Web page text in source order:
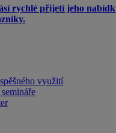
rychlé přijetí jeho
využití